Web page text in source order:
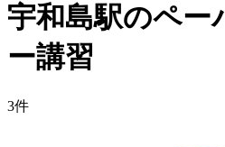
宇和島駅のペー
ー講習
3件